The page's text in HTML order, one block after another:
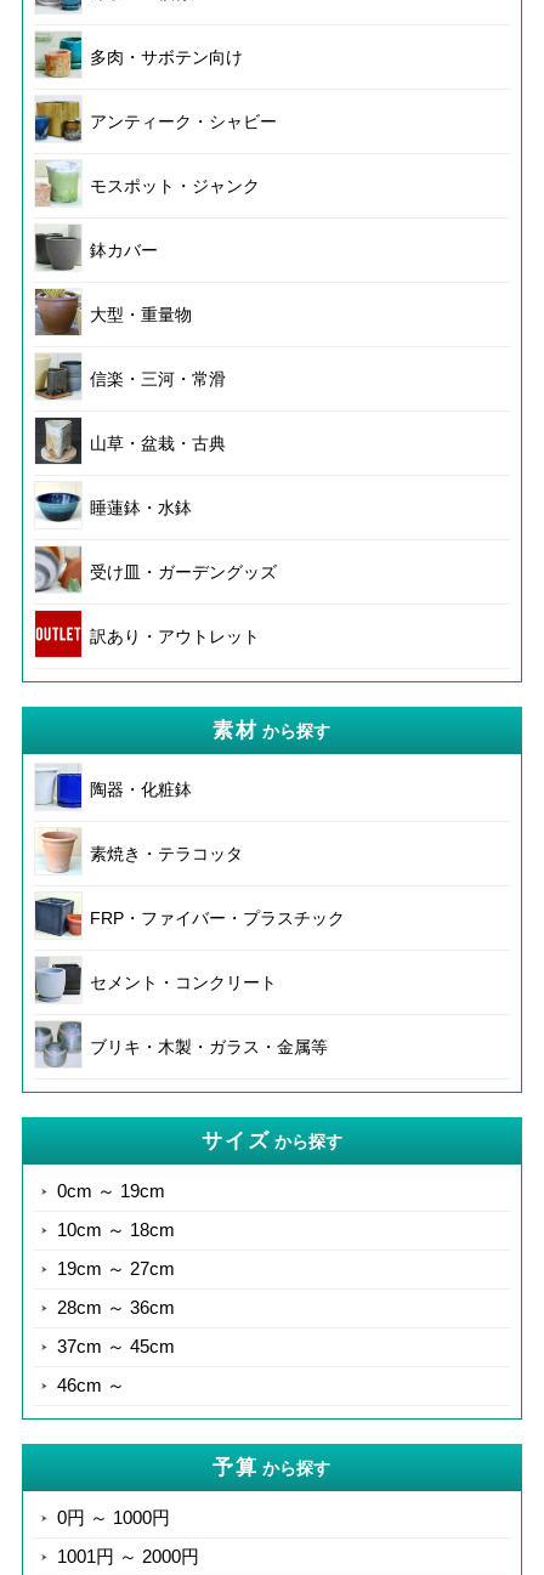
多肉・サボテン向け
アンティーク・シャビー
モスポット・ジャンク
鉢カバー
大型・重量物
信楽・三河・常滑
山草・盆栽・古典
睡蓮鉢・水鉢
受け皿・ガーデングッズ
訳あり・アウトレット
素材 から探す
陶器・化粧鉢
素焼き・テラコッタ
FRP・ファイバー・プラスチック
セメント・コンクリート
ブリキ・木製・ガラス・金属等
サイズ から探す
0cm ～ 19cm
10cm ～ 18cm
19cm ～ 27cm
28cm ～ 36cm
37cm ～ 45cm
46cm ～
予算 から探す
0円 ～ 1000円
1001円 ～ 2000円